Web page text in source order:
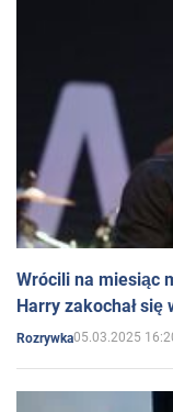
Wrócili na miesiąc
Harry zakochał
Rozrywka05.03.2025